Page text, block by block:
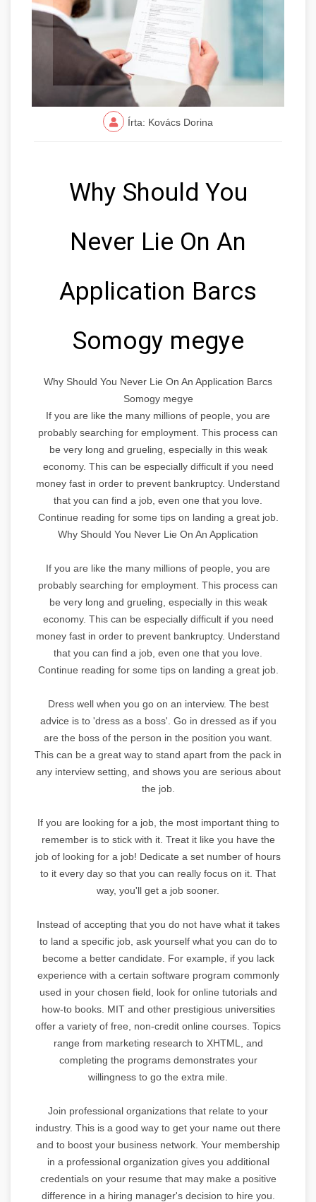
Írta: Kovács Dorina
Why Should You
Never Lie On An
Application Barcs
Somogy megye
Why Should You Never Lie On An Application Barcs
Somogy megye
If you are like the many millions of people, you are
probably searching for employment. This process can
be very long and grueling, especially in this weak
economy. This can be especially difficult if you need
money fast in order to prevent bankruptcy. Understand
that you can find a job, even one that you love.
Continue reading for some tips on landing a great job.
Why Should You Never Lie On An Application
If you are like the many millions of people, you are
probably searching for employment. This process can
be very long and grueling, especially in this weak
economy. This can be especially difficult if you need
money fast in order to prevent bankruptcy. Understand
that you can find a job, even one that you love.
Continue reading for some tips on landing a great job.
Dress well when you go on an interview. The best
advice is to 'dress as a boss'. Go in dressed as if you
are the boss of the person in the position you want.
This can be a great way to stand apart from the pack in
any interview setting, and shows you are serious about
the job.
If you are looking for a job, the most important thing to
remember is to stick with it. Treat it like you have the
job of looking for a job! Dedicate a set number of hours
to it every day so that you can really focus on it. That
way, you'll get a job sooner.
Instead of accepting that you do not have what it takes
to land a specific job, ask yourself what you can do to
become a better candidate. For example, if you lack
experience with a certain software program commonly
used in your chosen field, look for online tutorials and
how-to books. MIT and other prestigious universities
offer a variety of free, non-credit online courses. Topics
range from marketing research to XHTML, and
completing the programs demonstrates your
willingness to go the extra mile.
Join professional organizations that relate to your
industry. This is a good way to get your name out there
and to boost your business network. Your membership
in a professional organization gives you additional
credentials on your resume that may make a positive
difference in a hiring manager's decision to hire you.